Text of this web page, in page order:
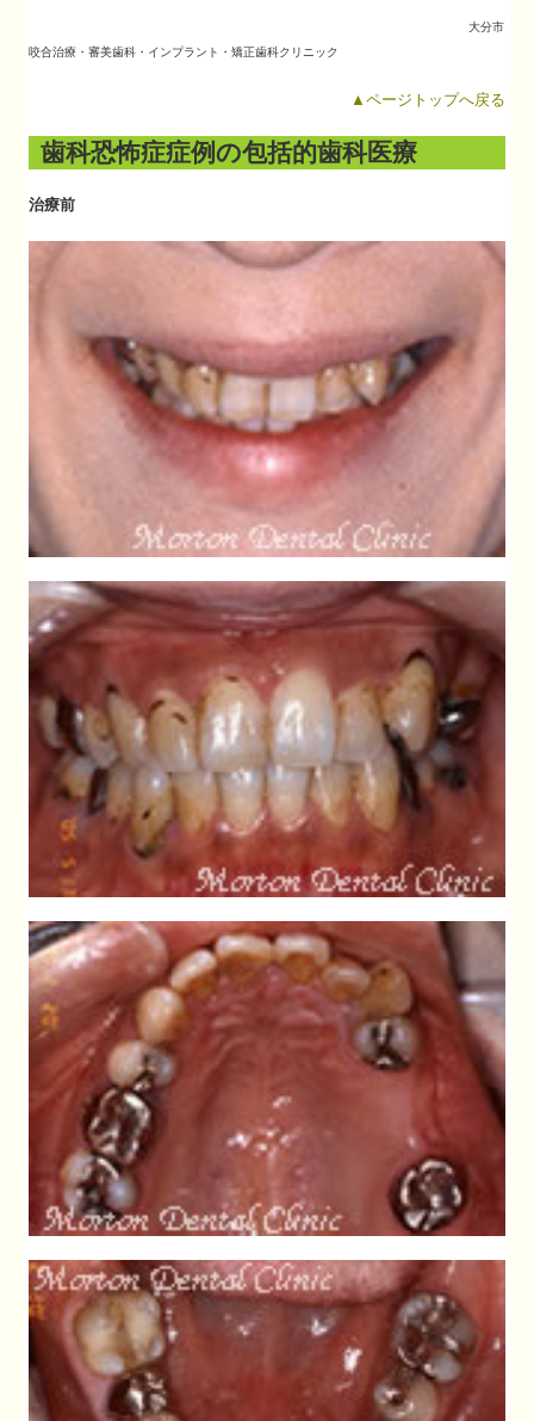
大分市
咬合治療・審美歯科・インプラント・矯正歯科クリニック
▲ページトップへ戻る
歯科恐怖症症例の包括的歯科医療
治療前